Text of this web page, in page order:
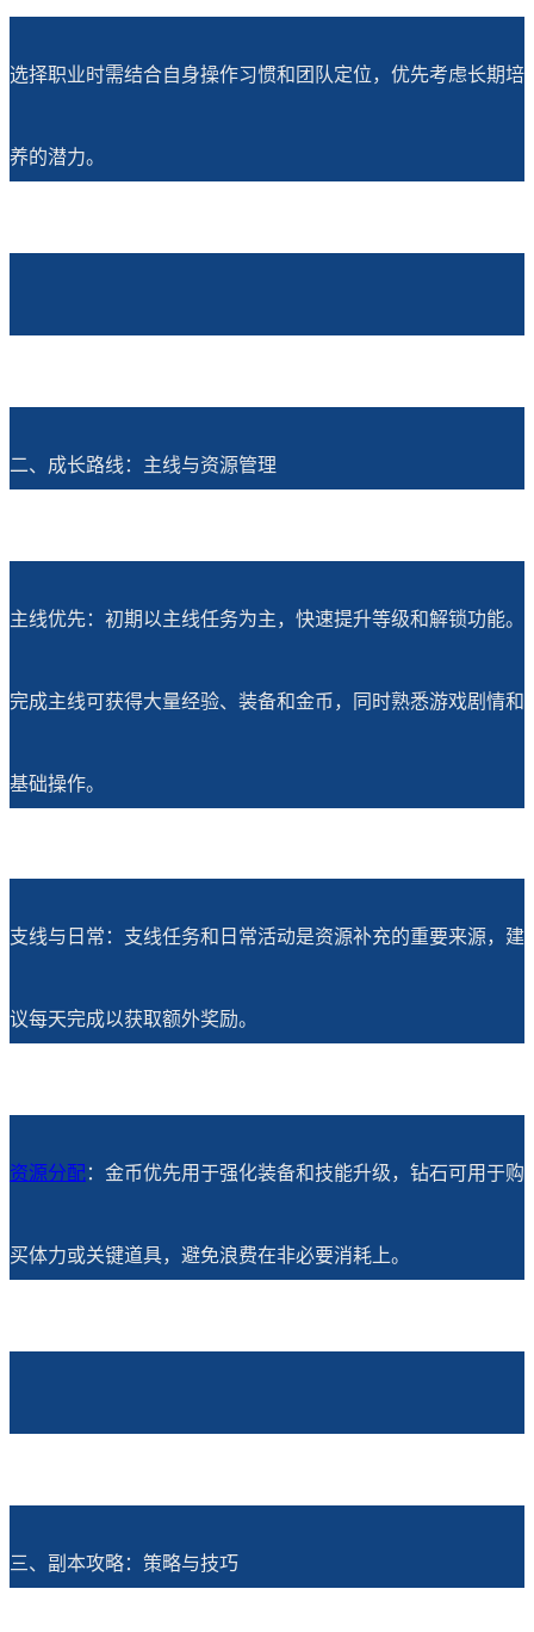
选择职业时需结合自身操作习惯和团队定位，优先考虑长期培
养的潜力。
二、成长路线：主线与资源管理
主线优先：初期以主线任务为主，快速提升等级和解锁功能。
完成主线可获得大量经验、装备和金币，同时熟悉游戏剧情和
基础操作。
支线与日常：支线任务和日常活动是资源补充的重要来源，建
议每天完成以获取额外奖励。
资源分配：金币优先用于强化装备和技能升级，钻石可用于购
买体力或关键道具，避免浪费在非必要消耗上。
三、副本攻略：策略与技巧